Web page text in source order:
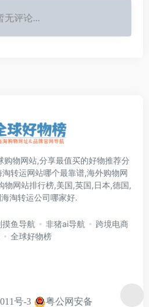
无评论...
购物网站,分享最值买的好物推荐分
转运网站哪个最靠谱,海外购物网
物网站排行榜,美国,英国,日本,德国,
淘转运公司哪家好.
摸鱼导航 非猪ai导航
跨境电商
全球好物榜
号-3 粤公网安备